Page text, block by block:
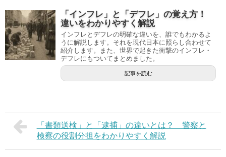
「インフレ」と「デフレ」の覚え方！
違いをわかりやすく解説
インフレとデフレの明確な違いを、誰でもわかるよ
うに解説します。それを現代日本に照らし合わせて
紹介します。また、世界で起きた衝撃のインフレ・
デフレにもついてまとめました。
記事を読む
「書類送検」と「逮捕」の違いとは？ 警察と
検察の役割分担をわかりやすく解説